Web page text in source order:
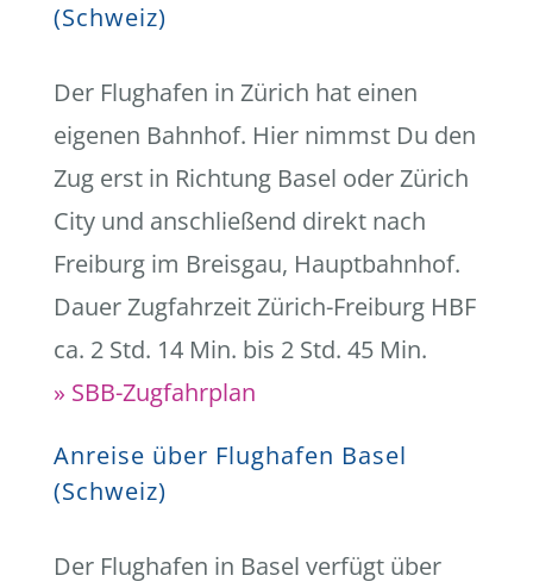
(Schweiz)
Der Flughafen in Zürich hat einen
eigenen Bahnhof. Hier nimmst Du den
Zug erst in Richtung Basel oder Zürich
City und anschließend direkt nach
Freiburg im Breisgau, Hauptbahnhof.
Dauer Zugfahrzeit Zürich-Freiburg HBF
ca. 2 Std. 14 Min. bis 2 Std. 45 Min.
» SBB-Zugfahrplan
Anreise über Flughafen Basel
(Schweiz)
Der Flughafen in Basel verfügt über